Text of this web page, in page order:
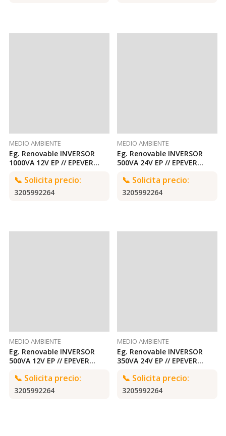
MEDIO AMBIENTE
Eg. Renovable INVERSOR
1000VA 12V EP // EPEVER
📞 Solicita precio:
3205992264
MEDIO AMBIENTE
Eg. Renovable INVERSOR
500VA 24V EP // EPEVER
📞 Solicita precio:
3205992264
MEDIO AMBIENTE
Eg. Renovable INVERSOR
500VA 12V EP // EPEVER
📞 Solicita precio:
3205992264
MEDIO AMBIENTE
Eg. Renovable INVERSOR
350VA 24V EP // EPEVER
📞 Solicita precio:
3205992264